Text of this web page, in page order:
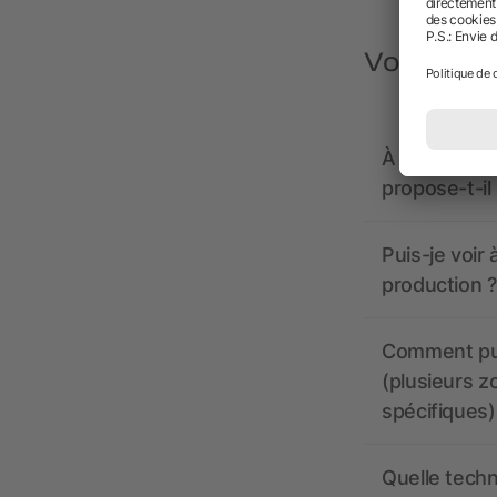
Vous
À quoi
propose-t-il
Puis-je voir
production ?
Comment
(plusieurs
Quelle